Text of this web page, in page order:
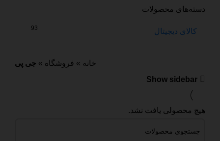
دسته‌های محصولات
کالای دیجیتال 93
خانه » فروشگاه » جی پی
Show sidebar
هیچ محصولی یافت نشد.